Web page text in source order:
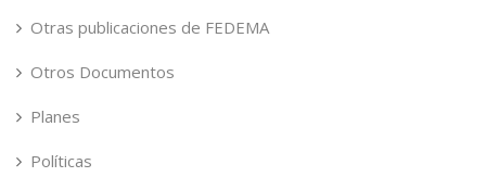
Otras publicaciones de FEDEMA
Otros Documentos
Planes
Políticas